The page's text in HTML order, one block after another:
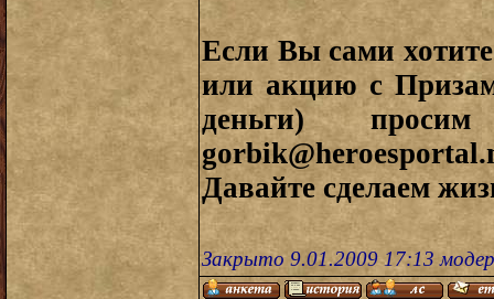
Если Вы сами
или акцию с
деньги)
Давайте сделаем
Закрыто 9.01.2009 17:13